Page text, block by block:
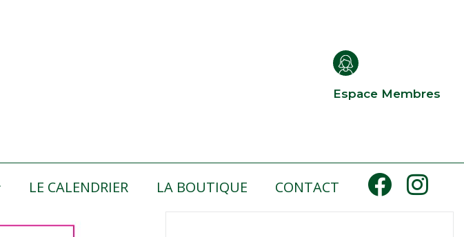
Espace Membres
LE CALENDRIER LA BOUTIQUE CONTACT